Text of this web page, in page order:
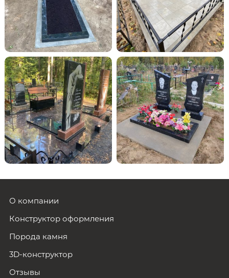
О компании
Конструктор оформления
Порода камня
3D-конструктор
Отзывы